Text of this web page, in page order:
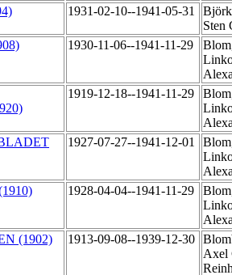
1931-02-10--1941-05-31
Sten
1930-11-06--1941-11-29
1919-12-18--1941-11-29
1927-07-27--1941-12-01
1928-04-04--1941-11-29
(1902)
1913-09-08--1939-12-30
Axel